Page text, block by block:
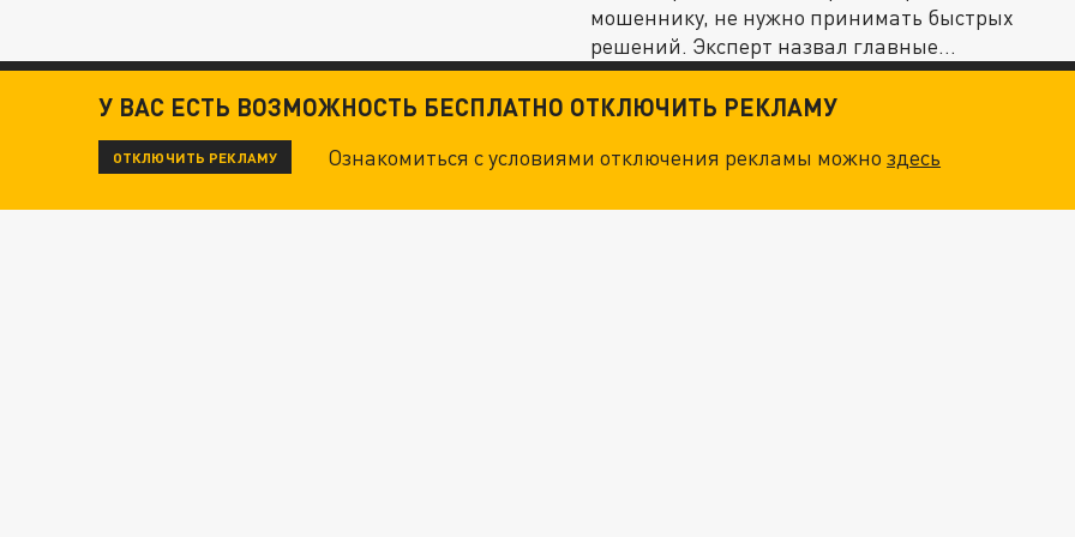
мошеннику, не нужно принимать быстрых
решений. Эксперт назвал главные
ошибки.
У ВАС ЕСТЬ ВОЗМОЖНОСТЬ БЕСПЛАТНО ОТКЛЮЧИТЬ РЕКЛАМУ
ОТКЛЮЧИТЬ РЕКЛАМУ Ознакомиться с условиями отключения рекламы можноздесь